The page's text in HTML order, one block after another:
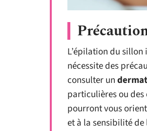
L’épilation du
nécessite des
consulter un
particulières ou
pourront vous
et à la sensibilité de